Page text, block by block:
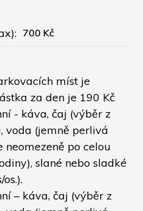
700 Kč
míst je
za den je 190 Kč
- káva, čaj (výběr z
voda (jemně perlivá
neomezeně po celou
slané nebo sladké
– káva, čaj (výběr z